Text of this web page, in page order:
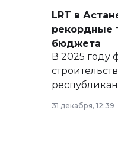
LRT в
рекордные
бюджета
В 2025 году
рекордных
31 декабря, 12:39